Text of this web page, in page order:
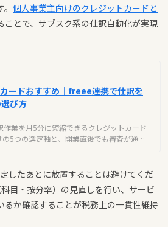
個人事業主向けのクレジットカードと
ことで、サブスク系の仕訳自動化が実現
ードおすすめ｜freee連携で仕訳を
び方
作業を月5分に短縮できるクレジットカード
5つの選定軸と、開業直後でも審査が通る
したあとに放置することは避けてくだ
目・按分率）の見直しを行い、サービ
るか確認することが税務上の一貫性維持